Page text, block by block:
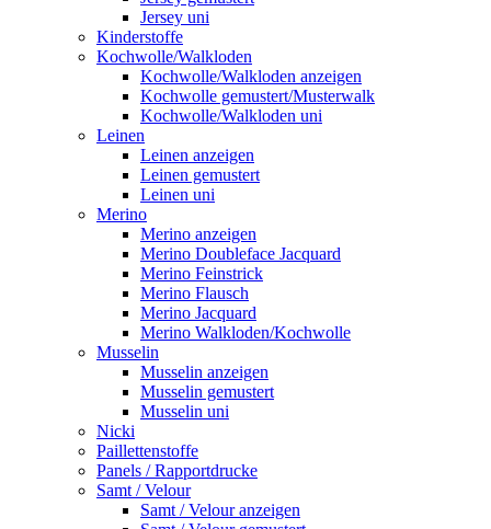
Jersey uni
Kinderstoffe
Kochwolle/Walkloden
Kochwolle/Walkloden anzeigen
Kochwolle gemustert/Musterwalk
Kochwolle/Walkloden uni
Leinen
Leinen anzeigen
Leinen gemustert
Leinen uni
Merino
Merino anzeigen
Merino Doubleface Jacquard
Merino Feinstrick
Merino Flausch
Merino Jacquard
Merino Walkloden/Kochwolle
Musselin
Musselin anzeigen
Musselin gemustert
Musselin uni
Nicki
Paillettenstoffe
Panels / Rapportdrucke
Samt / Velour
Samt / Velour anzeigen